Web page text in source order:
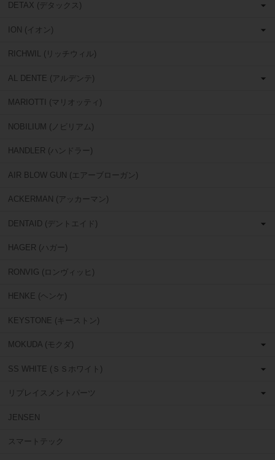
DETAX (デタックス)
ION (イオン)
RICHWIL (リッチウィル)
AL DENTE (アルデンテ)
MARIOTTI (マリオッティ)
NOBILIUM (ノビリアム)
HANDLER (ハンドラー)
AIR BLOW GUN (エアーブローガン)
ACKERMAN (アッカーマン)
DENTAID (デントエイド)
HAGER (ハガー)
RONVIG (ロンヴィッヒ)
HENKE (ヘンケ)
KEYSTONE (キーストン)
MOKUDA (モクダ)
SS WHITE (ＳＳホワイト)
リプレイスメントパーツ
JENSEN
スマートテック